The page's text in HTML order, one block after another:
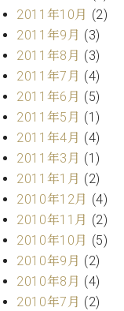
2011年10月 (2)
2011年9月 (3)
2011年8月 (3)
2011年7月 (4)
2011年6月 (5)
2011年5月 (1)
2011年4月 (4)
2011年3月 (1)
2011年1月 (2)
2010年12月 (4)
2010年11月 (2)
2010年10月 (5)
2010年9月 (2)
2010年8月 (4)
2010年7月 (2)